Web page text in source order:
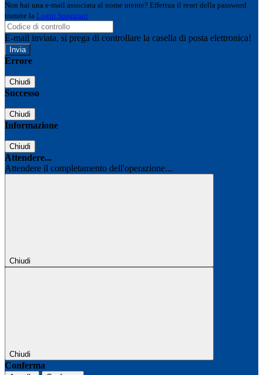
Non hai una e-mail associata al nome utente? Effettua il reset della password
tramite la Login Spaggiari
E-mail inviata, si prega di controllare la casella di posta elettronica!
Errore
Chiudi
Successo
Chiudi
Informazione
Chiudi
Attendere...
Attendere il completamento dell'operazione...
Chiudi
Chiudi
Conferma